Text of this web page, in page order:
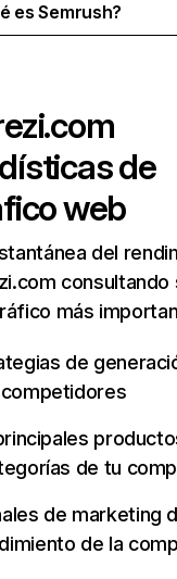
es Semrush?
de
web
del
consultando
más
de
de tu
de marketing
de la